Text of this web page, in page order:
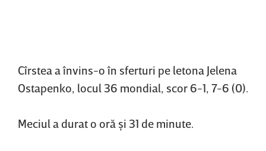
Cîrstea a învins-o în sferturi pe letona Jelena
Ostapenko, locul 36 mondial, scor 6-1, 7-6 (0).
Meciul a durat o oră şi 31 de minute.